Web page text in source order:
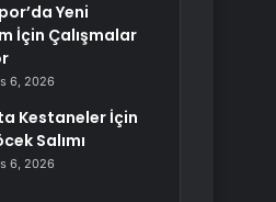
Yeni
İçin Çalışmalar
6, 2026
Kestaneler İçin
Salımı
6, 2026